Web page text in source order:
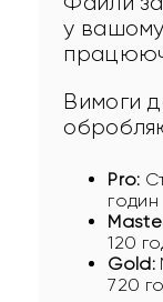
у вашому
Вимоги
Pro:
годин
120
Gold:
720